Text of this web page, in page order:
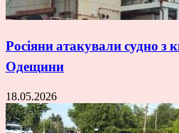
Росіяни атакували судно з
Одещини
18.05.2026